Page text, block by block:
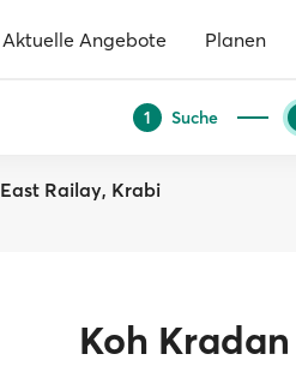
Aktuelle Angebote Planen
1 Suche
East Railay, Krabi
Koh Kradan